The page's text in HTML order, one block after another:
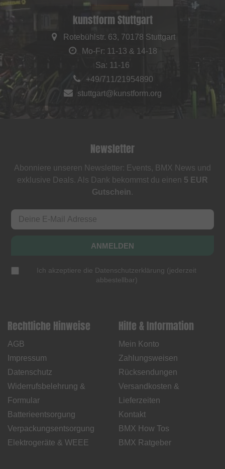
kunstform Stuttgart
Rotebühlstr. 63, 70178 Stuttgart
Mo-Fr: 11-13 & 14-18
Sa: 11-16
+49/711/21954890
stuttgart@kunstform.org
Newsletter
Abonniere unseren Newsletter: Events, BMX News und
exklusive Deals. Als Dank bekommst du einen 5 EUR
Gutschein.
ANMELDEN
Ich akzeptiere die Datenschutzerklärung (jederzeit
abbestellbar)
Rechtliche Hinweise
AGB
Impressum
Datenschutz
Widerrufsbelehrung &
Formular
Batterieentsorgung
Verpackungsentsorgung
Elektrogeräte & WEEE
Hilfe & Information
Mein Konto
Zahlungsweisen
Rücksendungen
Versandkosten &
Lieferzeiten
Kontakt
BMX How Tos
BMX Ratgeber